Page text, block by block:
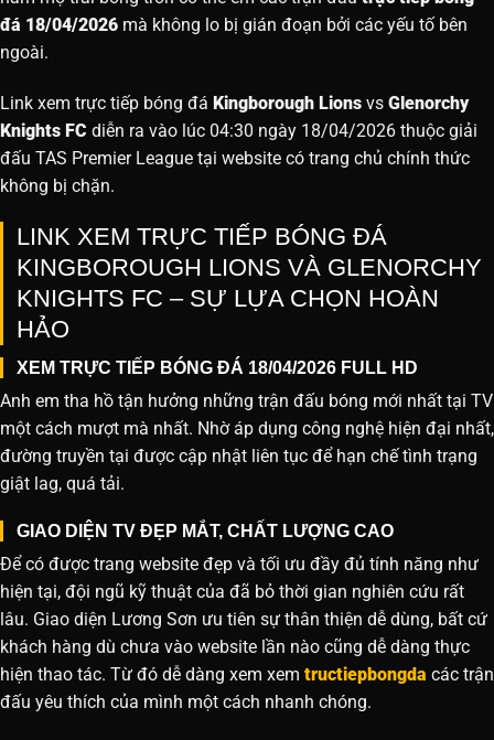
đá 18/04/2026 mà không lo bị gián đoạn bởi các yếu tố bên
ngoài.
Link xem trực tiếp bóng đá Kingborough Lions vs Glenorchy
Knights FC diễn ra vào lúc 04:30 ngày 18/04/2026 thuộc giải
đấu TAS Premier League tại website có trang chủ chính thức
không bị chặn.
LINK XEM TRỰC TIẾP BÓNG ĐÁ
KINGBOROUGH LIONS VÀ GLENORCHY
KNIGHTS FC – SỰ LỰA CHỌN HOÀN
HẢO
XEM TRỰC TIẾP BÓNG ĐÁ 18/04/2026 FULL HD
Anh em tha hồ tận hưởng những trận đấu bóng mới nhất tại TV
một cách mượt mà nhất. Nhờ áp dụng công nghệ hiện đại nhất,
đường truyền tại được cập nhật liên tục để hạn chế tình trạng
giật lag, quá tải.
GIAO DIỆN TV ĐẸP MẮT, CHẤT LƯỢNG CAO
Để có được trang website đẹp và tối ưu đầy đủ tính năng như
hiện tại, đội ngũ kỹ thuật của đã bỏ thời gian nghiên cứu rất
lâu. Giao diện Lương Sơn ưu tiên sự thân thiện dễ dùng, bất cứ
khách hàng dù chưa vào website lần nào cũng dễ dàng thực
hiện thao tác. Từ đó dễ dàng xem xem tructiepbongda các trận
đấu yêu thích của mình một cách nhanh chóng.